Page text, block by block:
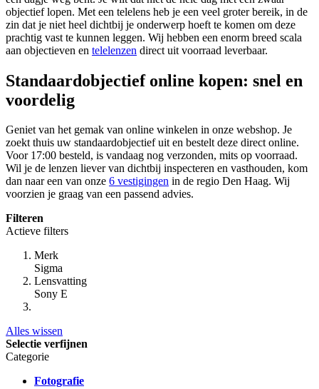
objectief lopen. Met een telelens heb je een veel groter bereik, in de
zin dat je niet heel dichtbij je onderwerp hoeft te komen om deze
prachtig vast te kunnen leggen. Wij hebben een enorm breed scala
aan objectieven en telelenzen direct uit voorraad leverbaar.
Standaardobjectief online kopen: snel en
voordelig
Geniet van het gemak van online winkelen in onze webshop. Je
zoekt thuis uw standaardobjectief uit en bestelt deze direct online.
Voor 17:00 besteld, is vandaag nog verzonden, mits op voorraad.
Wil je de lenzen liever van dichtbij inspecteren en vasthouden, kom
dan naar een van onze 6 vestigingen in de regio Den Haag. Wij
voorzien je graag van een passend advies.
Filteren
Actieve filters
Merk
Sigma
Lensvatting
Sony E
Alles wissen
Selectie verfijnen
Categorie
Fotografie